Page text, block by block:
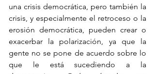
una crisis democrática, pero también la
crisis, y especialmente el retroceso o la
erosión democrática, pueden crear o
exacerbar la polarización, ya que la
gente no se pone de acuerdo sobre lo
que le está sucediendo a la